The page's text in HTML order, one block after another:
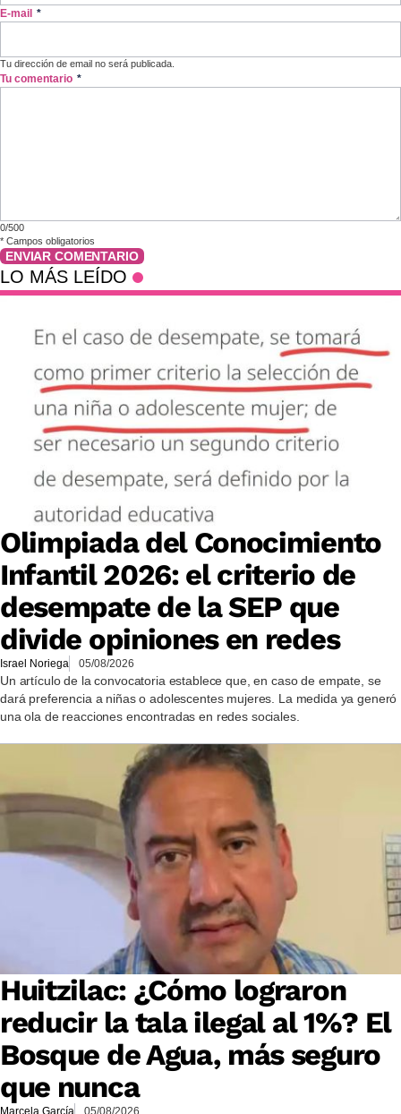
E-mail *
Tu dirección de email no será publicada.
Tu comentario *
0/500
* Campos obligatorios
ENVIAR COMENTARIO
LO MÁS LEÍDO
Olimpiada del Conocimiento
Infantil 2026: el criterio de
desempate de la SEP que
divide opiniones en redes
Israel Noriega 05/08/2026
Un artículo de la convocatoria establece que, en caso de empate, se
dará preferencia a niñas o adolescentes mujeres. La medida ya generó
una ola de reacciones encontradas en redes sociales.
Huitzilac: ¿Cómo lograron
reducir la tala ilegal al 1%? El
Bosque de Agua, más seguro
que nunca